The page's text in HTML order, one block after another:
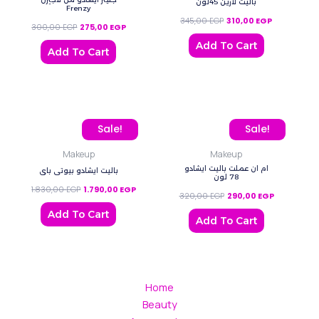
Frenzy
300,00EGP 275,00 EGP
Add To Cart
باليت لارين 45لون
345,00EGP 310,00 EGP
Add To Cart
Sale!
Makeup
باليت ايشادو بيوتي باي
1.830,00EGP
Original price was: 1.830,00 EGP.
1.790,00 EGP
Current price is: 1.790,00 EGP.
Add To Cart
Sale!
Makeup
ام ان عملت باليت ايشادو
78 لون
320,00EGP
Original price was:
290,00 EGP
Current
Add To Cart
Home
Beauty